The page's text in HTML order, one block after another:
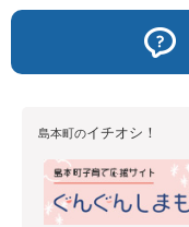
島本町のイチオシ！